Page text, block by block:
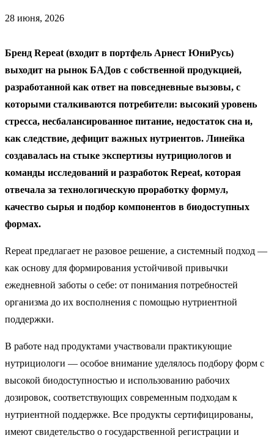
28 июня, 2026
Бренд Repeat (входит в портфель Арнест ЮниРусь)
выходит на рынок БАДов с собственной продукцией,
разработанной как ответ на повседневные вызовы, с
которыми сталкиваются потребители: высокий уровень
стресса, несбалансированное питание, недостаток сна и,
как следствие, дефицит важных нутриентов. Линейка
создавалась на стыке экспертизы нутрициологов и
команды исследований и разработок Repeat, которая
отвечала за технологическую проработку формул,
качество сырья и подбор компонентов в биодоступных
формах.
Repeat предлагает не разовое решение, а системный подход —
как основу для формирования устойчивой привычки
ежедневной заботы о себе: от понимания потребностей
организма до их восполнения с помощью нутриентной
поддержки.
В работе над продуктами участвовали практикующие
нутрициологи — особое внимание уделялось подбору форм с
высокой биодоступностью и использованию рабочих
дозировок, соответствующих современным подходам к
нутриентной поддержке. Все продукты сертифицированы,
имеют свидетельство о государственной регистрации и